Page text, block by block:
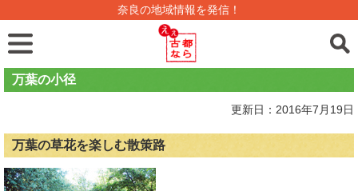
奈良の地域情報を発信！
万葉の小径
更新日：2016年7月19日
万葉の草花を楽しむ散策路